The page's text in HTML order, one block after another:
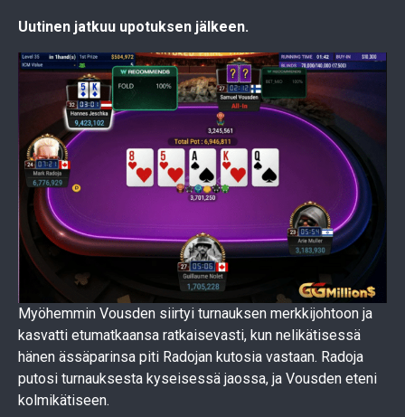
Uutinen jatkuu upotuksen jälkeen.
Myöhemmin Vousden siirtyi turnauksen merkkijohtoon ja
kasvatti etumatkaansa ratkaisevasti, kun nelikätisessä
hänen ässäparinsa piti Radojan kutosia vastaan. Radoja
putosi turnauksesta kyseisessä jaossa, ja Vousden eteni
kolmikätiseen.